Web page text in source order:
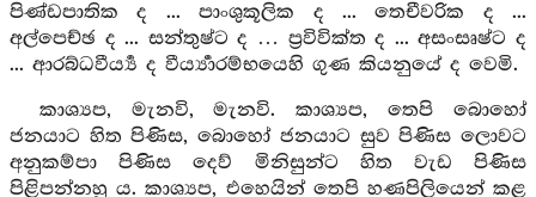
පිණ්ඩපාතික ද ... පාංශුකූලික ද ... තෙචීවරික ද ...
අල්පෙච්ඡ ද ... සන්තුෂ්ට ද … ප්‍රවිවික්ත ද ... අසංසෘෂ්ට ද
... ආරබ්ධවීර්‍ය්‍ය ද වීර්‍ය්‍යාරම්භයෙහි ගුණ කියනුයේ ද වෙමි.
කාශ්‍යප, මැනවි, මැනවි. කාශ්‍යප, තෙපි බොහෝ
ජනයාට හිත පිණිස, බොහෝ ජනයාට සුව පිණිස ලොවට
අනුකම්පා පිණිස දෙව් මිනිසුන්ට හිත වැඩ පිණිස
පිළිපන්නහු ය. කාශ්‍යප, එහෙයින් තෙපි හණපිලියෙන් කළ